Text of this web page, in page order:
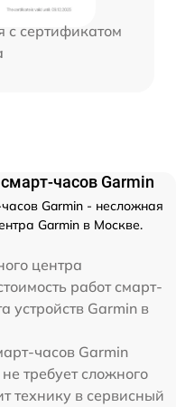
с сертификатом
часов Garmin
Garmin - несложная
Garmin в Москве.
центра
работ смарт-
устройств Garmin в
часов Garmin
требует сложного
технику в сервисный